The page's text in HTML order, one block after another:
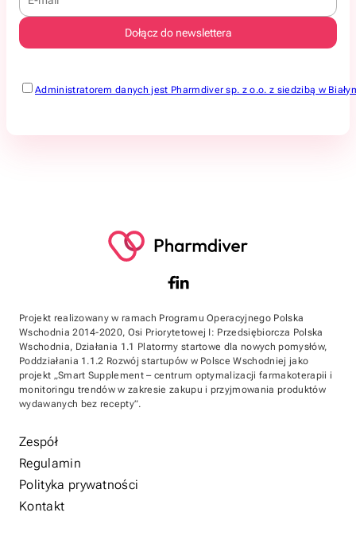
Administratorem danych jest Pharmdiver sp. z o.o. z siedzibą w
Projekt realizowany w ramach Programu Operacyjnego Polska
Wschodnia 2014-2020, Osi Priorytetowej I: Przedsiębiorcza Polska
Wschodnia, Działania 1.1 Platormy startowe dla nowych pomysłów,
Poddziałania 1.1.2 Rozwój startupów w Polsce Wschodniej jako
projekt „Smart Supplement – centrum optymalizacji farmakoterapii i
monitoringu trendów w zakresie zakupu i przyjmowania produktów
wydawanych bez recepty”.
Zespół
Regulamin
Polityka prywatności
Kontakt